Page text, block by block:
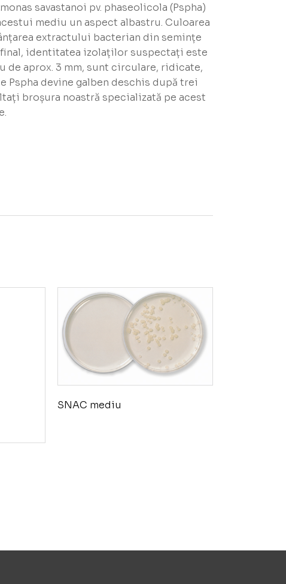
savastanoi pv. phaseolicola (Pspha)
mediu un aspect albastru. Culoarea
extractului bacterian din semințe
final, identitatea izolaților suspectați este
de aprox. 3 mm, sunt circulare, ridicate,
devine galben deschis după trei
broșura noastră specializată pe acest
SNAC mediu